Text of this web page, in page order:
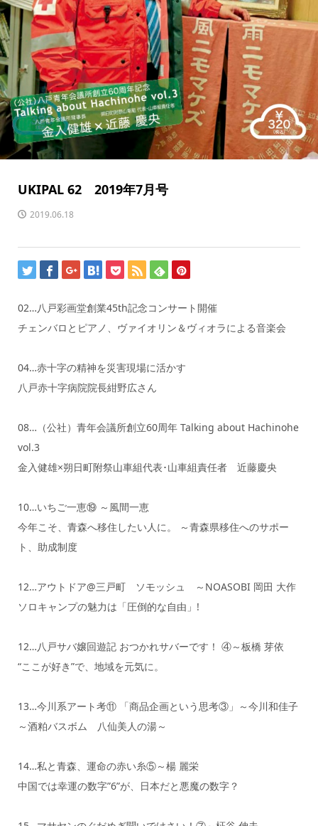
UKIPAL 62 2019年7月号
2019.06.18
02…八戸彩画堂創業45th記念コンサート開催
チェンバロとピアノ、ヴァイオリン＆ヴィオラによる音楽会
04…赤十字の精神を災害現場に活かす
八戸赤十字病院院長紺野広さん
08…（公社）青年会議所創立60周年 Talking about Hachinohe
vol.3
金入健雄×朔日町附祭山車組代表･山車組責任者 近藤慶央
10…いちご一恵⑲ ～風間一恵
今年こそ、青森へ移住したい人に。 ～青森県移住へのサポー
ト、助成制度
12…アウトドア@三戸町 ソモッシュ ～NOASOBI 岡田 大作
ソロキャンプの魅力は「圧倒的な自由」!
12…八戸サバ嬢回遊記 おつかれサバーです！ ④～板橋 芽依
“ここが好き”で、地域を元気に。
13…今川系アート考⑪ 「商品企画という思考③」～今川和佳子
～酒粕バスボム 八仙美人の湯～
14…私と青森、運命の赤い糸⑤～楊 麗栄
中国では幸運の数字”6”が、日本だと悪魔の数字？